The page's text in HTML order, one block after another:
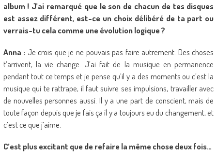
album ! J’ai remarqué que le son de chacun de tes disques
est assez différent, est-ce un choix délibéré de ta part ou
verrais-tu cela comme une évolution logique ?
Anna : Je crois que je ne pouvais pas faire autrement. Des choses
t’arrivent, la vie change. J’ai fait de la musique en permanence
pendant tout ce temps et je pense qu’il y a des moments ou c’est la
musique qui te rattrape, il faut suivre ses impulsions, travailler avec
de nouvelles personnes aussi. Il y a une part de conscient, mais de
toute façon depuis que je fais ça il y a toujours eu du changement, et
c’est ce que j’aime.
C’est plus excitant que de refaire la même chose deux fois…